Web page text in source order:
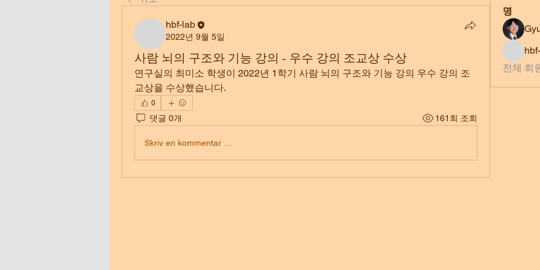
hbf-lab
2022년 9월 5일
사람 뇌의 구조와 기능 강의 - 우수 강의 조교상 수상
연구실의 최미소 학생이 2022년 1학기 사람 뇌의 구조와 기능 강의 우수 강의 조
교상을 수상했습니다.
0
댓글 0개 161회 조회
Skriv en kommentar …
명
전체 회